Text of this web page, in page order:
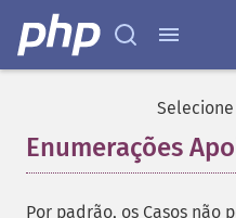
Enumerações
Por padrão, os Casos não